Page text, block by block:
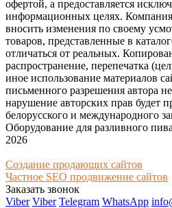
офертой, а предоставляется
информационных целях. Компания
вносить изменения по своему
товаров, представленные в
отличаться от реальных.
распространение, перепечатка
иное использование материалов
письменного разрешения автора
нарушение авторских прав будет
белорусского и международного
Оборудование для разливного
2026
Создание продающих сайтов
Частное SEO продвижение сайтов
Заказать звонок
Viber Viber Telegram WhatsApp